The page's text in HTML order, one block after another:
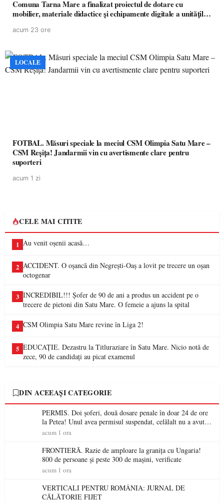
Comuna Tarna Mare a finalizat proiectul de dotare cu
mobilier, materiale didactice și echipamente digitale a unităților
acum 23 ore
LOCALE
FOTBAL. Măsuri speciale la meciul CSM Olimpia Satu Mare –
CSM Reșița! Jandarmii vin cu avertismente clare pentru
suporteri
acum 1 zi
CELE MAI CITITE
1 Au venit oșenii acasă…
2 ACCIDENT. O oșancă din Negrești-Oaș a lovit pe trecere un oșan
octogenar
3 INCREDIBIL!!! Șofer de 90 de ani a produs un accident pe o
trecere de pietoni din Satu Mare. O femeie a ajuns la spital
4 CSM Olimpia Satu Mare revine în Liga 2!
5 EDUCAȚIE. Dezastru la Titluraziare în Satu Mare. Nicio notă de
zece, 90 de candidați au picat examenul
DIN ACEEAȘI CATEGORIE
PERMIS. Doi șoferi, două dosare penale în doar 24 de ore
la Petea! Unul avea permisul suspendat, celălalt nu a avut
niciodată permis
acum 1 ora
FRONTIERĂ. Razie de amploare la granița cu Ungaria!
800 de persoane și peste 300 de mașini, verificate
acum 1 ora
VERTICALI PENTRU ROMÂNIA: JURNAL DE
CĂLĂTORIE FIJET